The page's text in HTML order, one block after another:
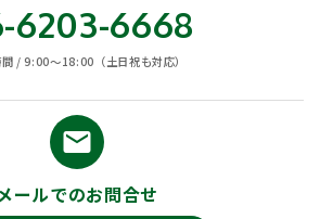
6203-6668
/ 9:00〜18:00（土日祝も対応）
email
ールでのお問合せ